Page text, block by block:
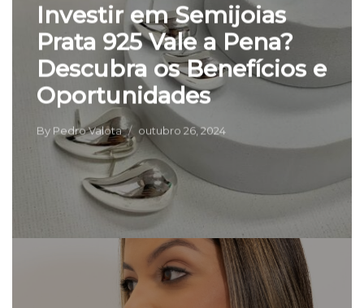
Investir em Semijoias
Prata 925 Vale a Pena?
Descubra os Benefícios e
Oportunidades
By Pedro Valota outubro 26, 2024